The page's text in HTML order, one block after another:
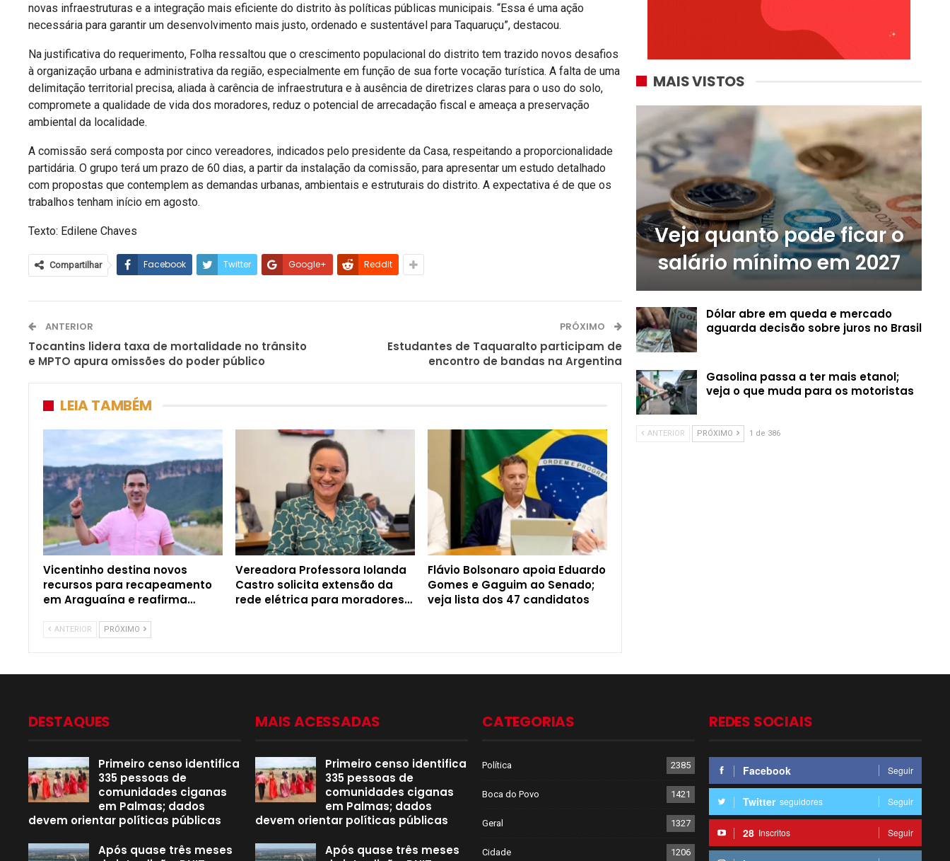
novas infraestruturas e a integração mais eficiente do distrito às políticas públicas municipais. “Essa é uma ação
necessária para garantir um desenvolvimento mais justo, ordenado e sustentável para Taquaruçu”, destacou.
Na justificativa do requerimento, Folha ressaltou que o crescimento populacional do distrito tem trazido novos desafios
à organização urbana e administrativa da região, especialmente em função de sua forte vocação turística. A falta de uma
delimitação territorial precisa, aliada à carência de infraestrutura e à ausência de diretrizes claras para o uso do solo,
compromete a qualidade de vida dos moradores, reduz o potencial de arrecadação fiscal e ameaça a preservação
ambiental da localidade.
A comissão será composta por cinco vereadores, indicados pelo presidente da Casa, respeitando a proporcionalidade
partidária. O grupo terá um prazo de 60 dias, a partir da instalação da comissão, para apresentar um estudo detalhado
com propostas que contemplem as demandas urbanas, ambientais e estruturais do distrito. A expectativa é de que os
trabalhos tenham início em agosto.
Texto: Edilene Chaves
Compartilhar Facebook Twitter Google+ ReddIt
ANTERIOR
Tocantins lidera taxa de mortalidade no trânsito
e MPTO apura omissões do poder público
PRÓXIMO
Estudantes de Taquaralto participam de
encontro de bandas na Argentina
LEIA TAMBÉM
Vicentinho destina novos
recursos para recapeamento
em Araguaína e reafirma…
Vereadora Professora Iolanda
Castro solicita extensão da
rede elétrica para moradores…
Flávio Bolsonaro apoia Eduardo
Gomes e Gaguim ao Senado;
veja lista dos 47 candidatos
ANTERIOR PRÓXIMO
MAIS VISTOS
Veja quanto pode ficar o
salário mínimo em 2027
Dólar abre em queda e mercado
aguarda decisão sobre juros no Brasil
Gasolina passa a ter mais etanol;
veja o que muda para os motoristas
ANTERIOR PRÓXIMO 1 de 386
DESTAQUES
Primeiro censo identifica
335 pessoas de
comunidades ciganas
em Palmas; dados
devem orientar políticas públicas
Após quase três meses
MAIS ACESSADAS
Primeiro censo identifica
335 pessoas de
comunidades ciganas
em Palmas; dados
devem orientar políticas públicas
Após quase três meses
CATEGORIAS
Política 2385
Boca do Povo 1421
Geral 1327
Cidade 1206
REDES SOCIAIS
Facebook Seguir
Twitter seguidores Seguir
28 Inscritos Seguir